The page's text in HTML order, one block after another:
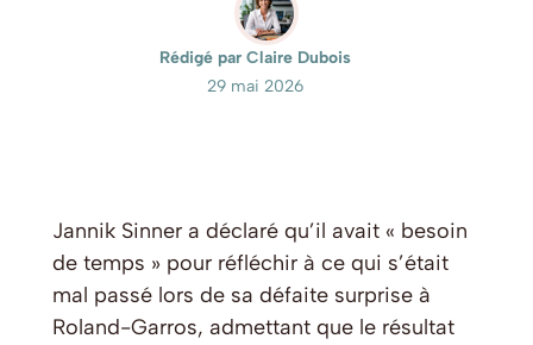
Rédigé par Claire Dubois
29 mai 2026
Jannik Sinner a déclaré qu’il avait « besoin
de temps » pour réfléchir à ce qui s’était
mal passé lors de sa défaite surprise à
Roland-Garros, admettant que le résultat